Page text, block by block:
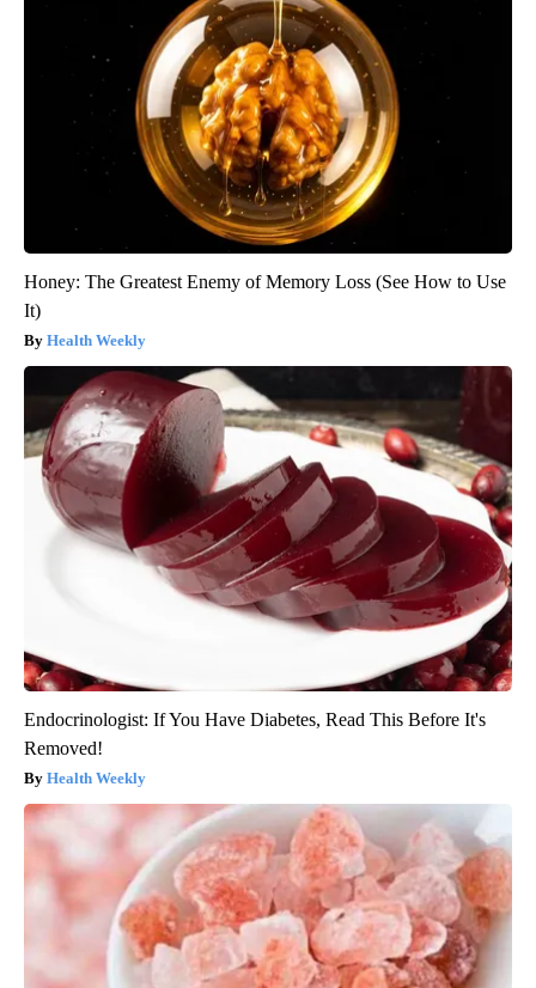
Honey: The Greatest Enemy of Memory Loss (See How to Use
It)
Health Weekly
Endocrinologist: If You Have Diabetes, Read This Before It's
Removed!
Health Weekly